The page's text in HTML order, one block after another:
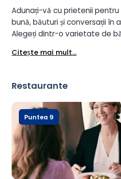
Adunați-vă cu prietenii
bună, băuturi și conversații în
Alegeți dintr-o varietate de
Este disponibilă cafea
surprindeți și să împărtășiți
călătoria voastră.
Citeşte mai mult...
Restaurante
Puntea 9